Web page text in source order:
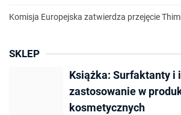
Komisja Europejska zatwierdza przejęcie
SKLEP
Książka: Surfaktanty i
zastosowanie w
kosmetycznych